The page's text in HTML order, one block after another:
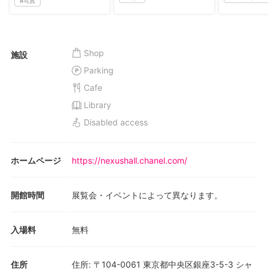
施設
Shop
Parking
Cafe
Library
Disabled access
ホームページ https://nexushall.chanel.com/
開館時間 展覧会・イベントによって異なります。
入場料 無料
住所 住所: 〒104-0061 東京都中央区銀座3-5-3 シャ